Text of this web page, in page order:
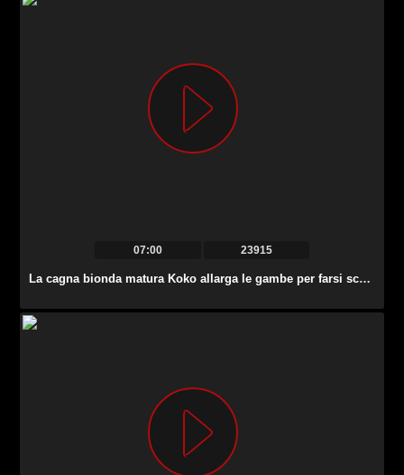
07:00 23915
La cagna bionda matura Koko allarga le gambe per farsi scopare la sua vecchia fica rasata.